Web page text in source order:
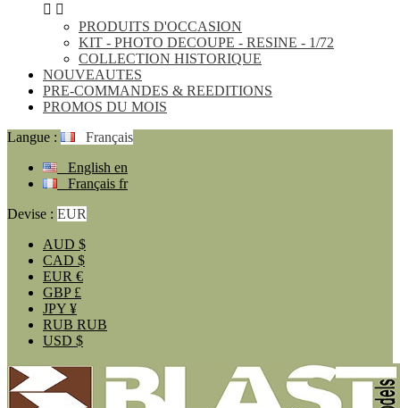
 
PRODUITS D'OCCASION
KIT - PHOTO DECOUPE - RESINE - 1/72
COLLECTION HISTORIQUE
NOUVEAUTES
PRE-COMMANDES & REEDITIONS
PROMOS DU MOIS
Langue :
Français
English en
Français fr
Devise : EUR
AUD $
CAD $
EUR €
GBP £
JPY ¥
RUB RUB
USD $